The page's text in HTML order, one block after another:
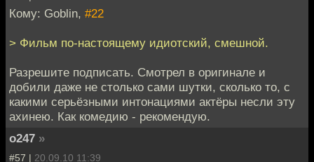
Кому: Goblin, #22
> Фильм по-настоящему идиотский, смешной.
Разрешите подписать. Смотрел в оригинале и
добили даже не столько сами шутки, сколько то, с
какими серьёзными интонациями актёры несли эту
ахинею. Как комедию - рекомендую.
o247 »
#57 | 20.09.10 11:39